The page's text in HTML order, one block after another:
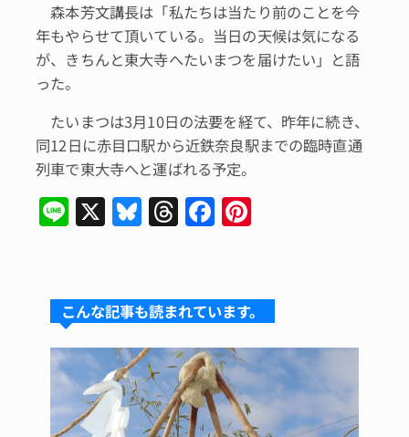
森本芳文講長は「私たちは当たり前のことを今
年もやらせて頂いている。当日の天候は気になる
が、きちんと東大寺へたいまつを届けたい」と語
った。
たいまつは3月10日の法要を経て、昨年に続き、
同12日に赤目口駅から近鉄奈良駅までの臨時直通
列車で東大寺へと運ばれる予定。
Li X Bl
s
k
y
T
a
d
s
F
e
b
o
o
k
re
st
こんな記事も読まれています。